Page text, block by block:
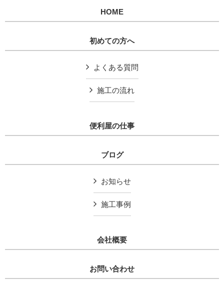
HOME
初めての方へ
よくある質問
施工の流れ
便利屋の仕事
ブログ
お知らせ
施工事例
会社概要
お問い合わせ